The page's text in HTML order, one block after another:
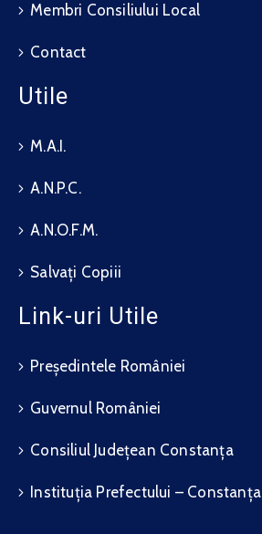
Membri Consiliului Local
Contact
Utile
M.A.I.
A.N.P.C.
A.N.O.F.M.
Salvați Copiii
Link-uri Utile
Președintele României
Guvernul României
Consiliul Județean Constanța
Instituția Prefectului – Constanța